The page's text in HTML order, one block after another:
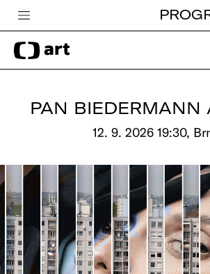
Česká televize
Zpravodajství
Pro děti
edu
Vše o ČT
PAN BIEDERMANN
12. 9. 2026 19:30,